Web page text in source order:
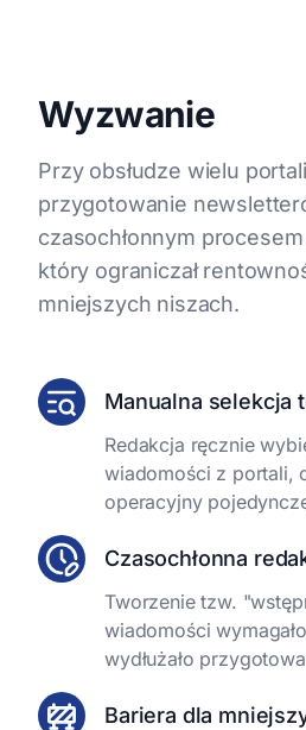
Wyzwanie
Przy obsłudze wielu
przygotowanie
czasochłonnym
który ograniczał
mniejszych niszach.
Manualna selekcja
Redakcja ręcznie
wiadomości z portali,
operacyjny
Czasochłonna
Tworzenie tzw.
wiadomości
wydłużało
Bariera dla